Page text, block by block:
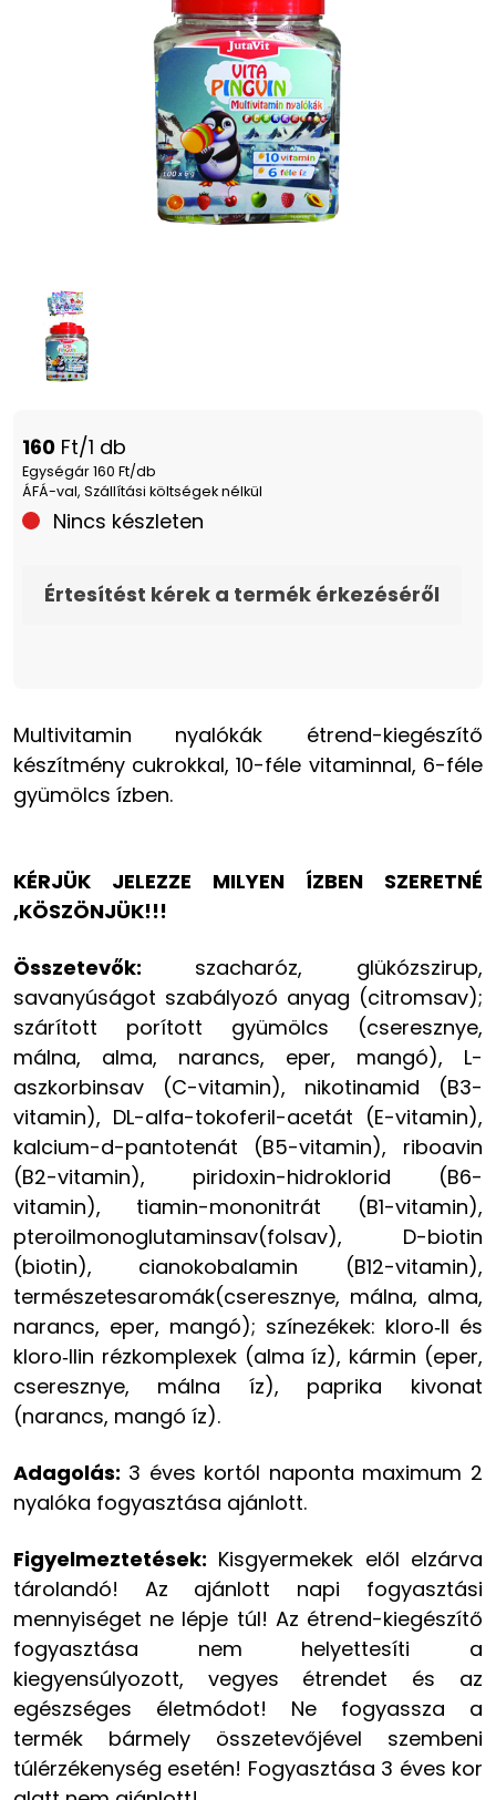
160 Ft/1 db
Egységár 160 Ft/db
ÁFÁ-val, Szállítási költségek nélkül
Nincs készleten
Értesítést kérek a termék érkezéséről
Multivitamin nyalókák étrend-kiegészítő
készítmény cukrokkal, 10-féle vitaminnal, 6-féle
gyümölcs ízben.
KÉRJÜK JELEZZE MILYEN ÍZBEN SZERETNÉ
,KÖSZÖNJÜK!!!
Összetevők: szacharóz, glükózszirup,
savanyúságot szabályozó anyag (citromsav);
szárított porított gyümölcs (cseresznye,
málna, alma, narancs, eper, mangó), L-
aszkorbinsav (C-vitamin), nikotinamid (B3-
vitamin), DL-alfa-tokoferil-acetát (E-vitamin),
kalcium-d-pantotenát (B5-vitamin), ribo­avin
(B2-vitamin), piridoxin-hidroklorid (B6-
vitamin), tiamin-mononitrát (B1-vitamin),
pteroilmonoglutaminsav(folsav), D-biotin
(biotin), cianokobalamin (B12-vitamin),
természetesaromák(cseresznye, málna, alma,
narancs, eper, mangó); színezékek: kloro‑ll és
kloro‑llin rézkomplexek (alma íz), kármin (eper,
cseresznye, málna íz), paprika kivonat
(narancs, mangó íz).
Adagolás: 3 éves kortól naponta maximum 2
nyalóka fogyasztása ajánlott.
Figyelmeztetések: Kisgyermekek elől elzárva
tárolandó! Az ajánlott napi fogyasztási
mennyiséget ne lépje túl! Az étrend-kiegészítő
fogyasztása nem helyettesíti a
kiegyensúlyozott, vegyes étrendet és az
egészséges életmódot! Ne fogyassza a
termék bármely összetevőjével szembeni
túlérzékenység esetén! Fogyasztása 3 éves kor